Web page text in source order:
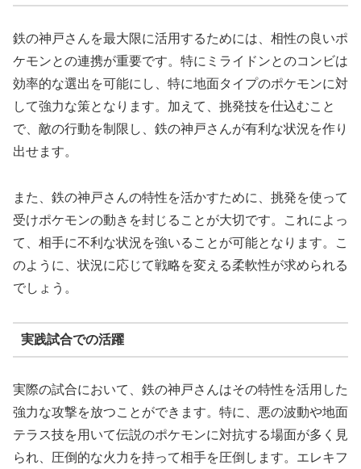
鉄の神戸さんを最大限に活用するためには、相性の良いポ
ケモンとの連携が重要です。特にミライドンとのコンビは
効率的な選出を可能にし、特に地面タイプのポケモンに対
して強力な策となります。加えて、挑発技を仕込むこと
で、敵の行動を制限し、鉄の神戸さんが有利な状況を作り
出せます。
また、鉄の神戸さんの特性を活かすために、挑発を使って
受けポケモンの動きを封じることが大切です。これによっ
て、相手に不利な状況を強いることが可能となります。こ
のように、状況に応じて戦略を変える柔軟性が求められる
でしょう。
実践試合での活躍
実際の試合において、鉄の神戸さんはその特性を活用した
強力な攻撃を放つことができます。特に、悪の波動や地面
テラス技を用いて伝説のポケモンに対抗する場面が多く見
られ、圧倒的な火力を持って相手を圧倒します。エレキフ